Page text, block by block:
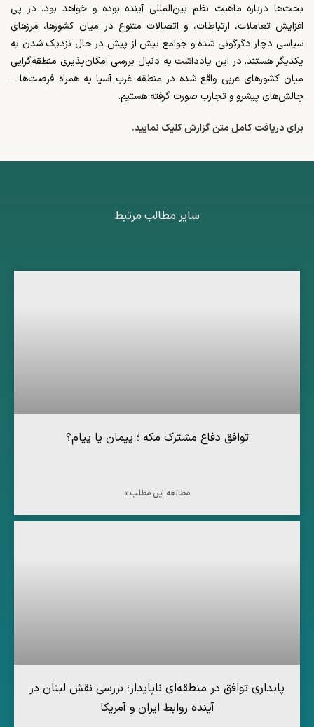
بحث‌ها درباره ماهیت نظم بین‌المللی آینده بوده و خواهد بود. در پی
افزایش تعاملات، ارتباطات، و اتصالات متنوع در میان کشورها، مرزهای
سیاسی دچار دگرگونی شده و جوامع بیش از پیش در حال نزدیک شدن به
یکدیگر هستند. در این یادداشت به دنبال بررسی امکان­‌پذیری منطقه­‌گرایی
میان کشورهای عربی واقع شده در منطقه غرب آسیا به همراه فرصت‌­ها­ –
چالش­‌های پیش­رو و تجارب صورت گرفته هستیم.
برای دریافت کامل متن گزارش کلیک نمایید.
سایر مطالب مرتبط
توافق دفاع مشترک مکه ؛ پیمان یا پیام؟
مطالعه این مطلب »
پایداری توافق در منطقه‌ای ناپایدار؛ بررسی نقش لبنان در
آینده روابط ایران و آمریکا